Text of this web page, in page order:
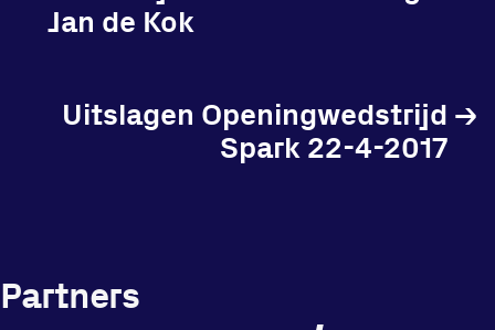
Jan de Kok
Uitslagen Openingwedstrijd
Spark 22-4-2017
→
Partners